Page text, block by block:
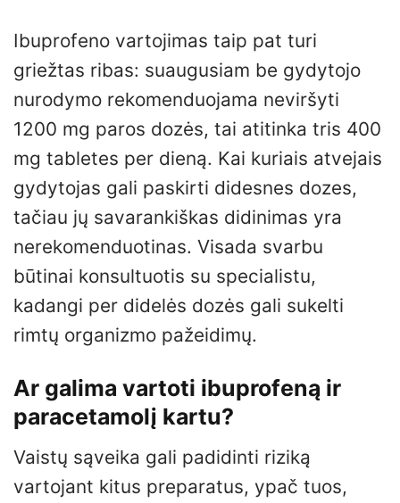
Ibuprofeno vartojimas taip pat turi
griežtas ribas: suaugusiam be gydytojo
nurodymo rekomenduojama neviršyti
1200 mg paros dozės, tai atitinka tris 400
mg tabletes per dieną. Kai kuriais atvejais
gydytojas gali paskirti didesnes dozes,
tačiau jų savarankiškas didinimas yra
nerekomenduotinas. Visada svarbu
būtinai konsultuotis su specialistu,
kadangi per didelės dozės gali sukelti
rimtų organizmo pažeidimų.
Ar galima vartoti ibuprofeną ir
paracetamolį kartu?
Vaistų sąveika gali padidinti riziką
vartojant kitus preparatus, ypač tuos,